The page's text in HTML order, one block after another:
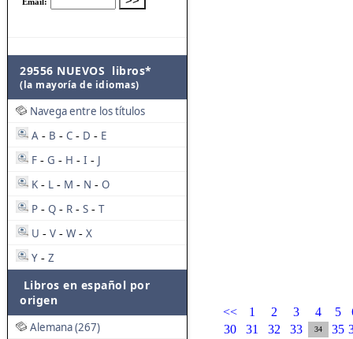
29556 NUEVOS libros*
(la mayoría de idiomas)
Navega entre los títulos
A - B - C - D - E
F - G - H - I - J
K - L - M - N - O
P - Q - R - S - T
U - V - W - X
Y - Z
Libros en español por
origen
Alemana (267)
<< 1 2 3 4 5
30
31 32 33 34 35